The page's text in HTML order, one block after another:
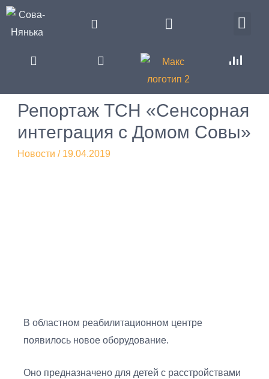
Репортаж ТСН «Сенсорная
интеграция с Домом Совы»
Новости / 19.04.2019
В областном реабилитационном центре
появилось новое оборудование.
Оно предназначено для детей с расстройствами